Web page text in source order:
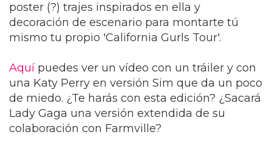
poster (?) trajes inspirados en ella y
decoración de escenario para montarte tú
mismo tu propio 'California Gurls Tour'.
Aquí puedes ver un vídeo con un tráiler y con
una Katy Perry en versión Sim que da un poco
de miedo. ¿Te harás con esta edición? ¿Sacará
Lady Gaga una versión extendida de su
colaboración con Farmville?